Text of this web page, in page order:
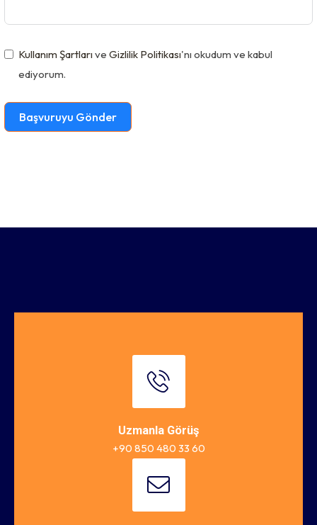
e
a
t
Kullanım ŞartlarıveGizlilik Politikası'nı okudum ve kabul
ediyorum.
Başvuruyu Gönder
Uzmanla Görüş
+90 850 480 33 60